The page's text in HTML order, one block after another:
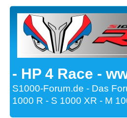
- HP 4 Race -
S1000-Forum.de - Das
1000 R - S 1000 XR - M